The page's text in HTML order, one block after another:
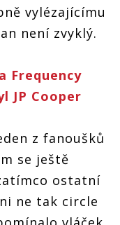
vylézajícímu
není zvyklý.
Frequency
JP Cooper
z fanoušků
se ještě
ostatní
ne tak circle